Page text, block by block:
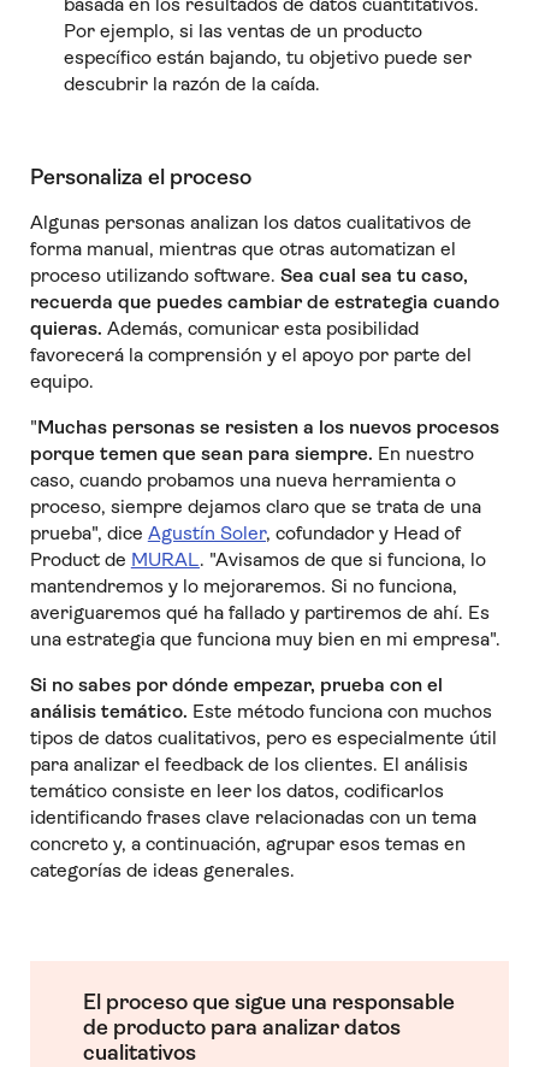
basada en los resultados de datos cuantitativos.
Por ejemplo, si las ventas de un producto
específico están bajando, tu objetivo puede ser
descubrir la razón de la caída.
Personaliza el proceso
Algunas personas analizan los datos cualitativos de
forma manual, mientras que otras automatizan el
proceso utilizando software. Sea cual sea tu caso,
recuerda que puedes cambiar de estrategia cuando
quieras. Además, comunicar esta posibilidad
favorecerá la comprensión y el apoyo por parte del
equipo.
"Muchas personas se resisten a los nuevos procesos
porque temen que sean para siempre. En nuestro
caso, cuando probamos una nueva herramienta o
proceso, siempre dejamos claro que se trata de una
prueba", dice Agustín Soler, cofundador y Head of
Product de MURAL. "Avisamos de que si funciona, lo
mantendremos y lo mejoraremos. Si no funciona,
averiguaremos qué ha fallado y partiremos de ahí. Es
una estrategia que funciona muy bien en mi empresa".
Si no sabes por dónde empezar, prueba con el
análisis temático. Este método funciona con muchos
tipos de datos cualitativos, pero es especialmente útil
para analizar el feedback de los clientes. El análisis
temático consiste en leer los datos, codificarlos
identificando frases clave relacionadas con un tema
concreto y, a continuación, agrupar esos temas en
categorías de ideas generales.
El proceso que sigue una responsable
de producto para analizar datos
cualitativos